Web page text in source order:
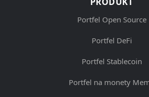
Portfel Open Source
Portfel DeFi
Portfel Stablecoin
Portfel na monety